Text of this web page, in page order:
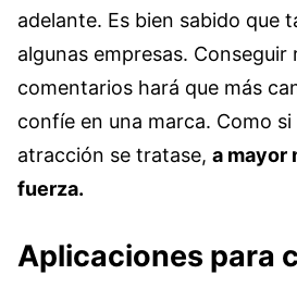
adelante. Es bien sabido que
algunas empresas. Conseguir
comentarios hará que más
confíe en una marca. Como si
atracción se tratase, a mayor
fuerza.
Aplicaciones para